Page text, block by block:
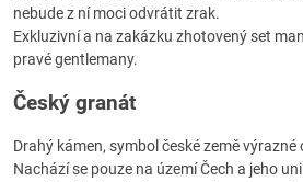
nebude z ní moci odvrátit zrak.
Exkluzivní a na zakázku zhotovený set
pravé gentlemany.
Český granát
Drahý kámen, symbol české země výrazné
Nachází se pouze na území Čech a jeho